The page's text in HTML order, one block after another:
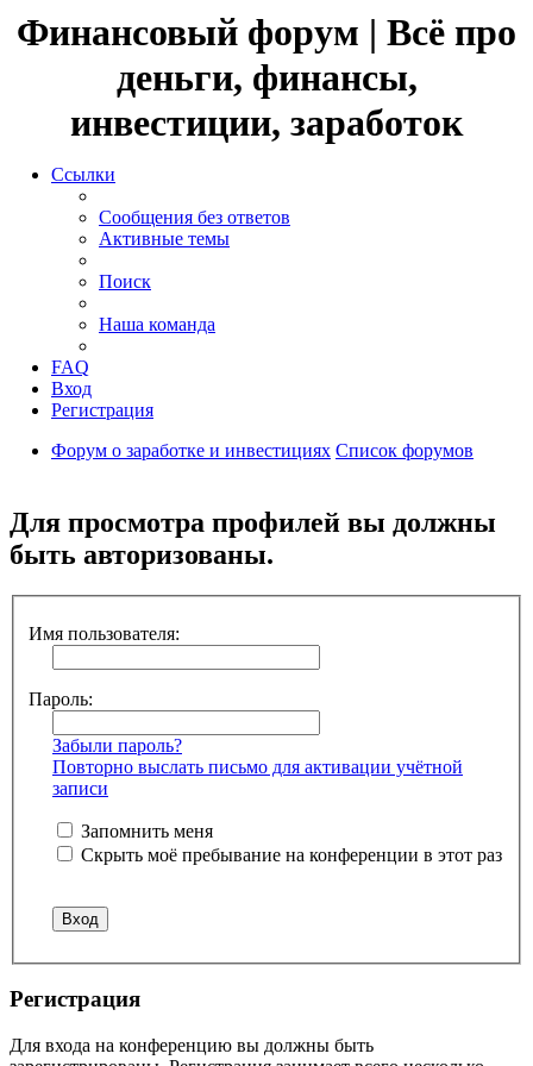
Финансовый форум | Всё про
деньги, финансы,
инвестиции, заработок
Ссылки
Сообщения без ответов
Активные темы
Поиск
Наша команда
FAQ
Вход
Регистрация
Форум о заработке и инвестициях Список форумов
Для просмотра профилей вы должны
быть авторизованы.
Имя пользователя:
Пароль:
Забыли пароль?
Повторно выслать письмо для активации учётной
записи
Запомнить меня
Скрыть моё пребывание на конференции в этот раз
Регистрация
Для входа на конференцию вы должны быть